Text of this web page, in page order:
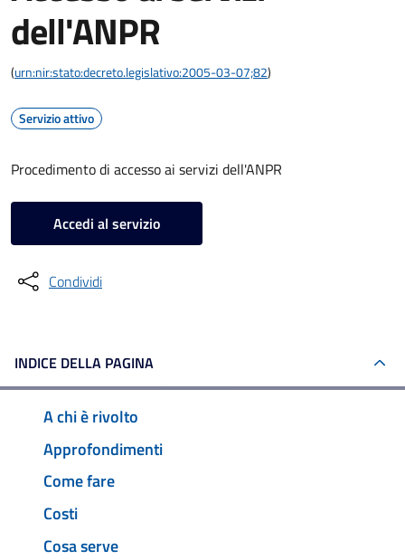
dell'ANPR
(urn:nir:stato:decreto.legislativo:2005-03-07;82)
Servizio attivo
Procedimento di accesso ai servizi dell'ANPR
Accedi al servizio
Condividi
INDICE DELLA PAGINA
A chi è rivolto
Approfondimenti
Come fare
Costi
Cosa serve